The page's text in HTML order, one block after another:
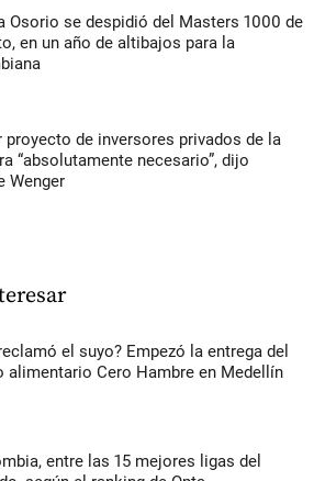
Osorio se despidió del Masters 1000 de
en un año de altibajos para la
proyecto de inversores privados de la
“absolutamente necesario”, dijo
Wenger
el suyo? Empezó la entrega del
alimentario Cero Hambre en Medellín
entre las 15 mejores ligas del